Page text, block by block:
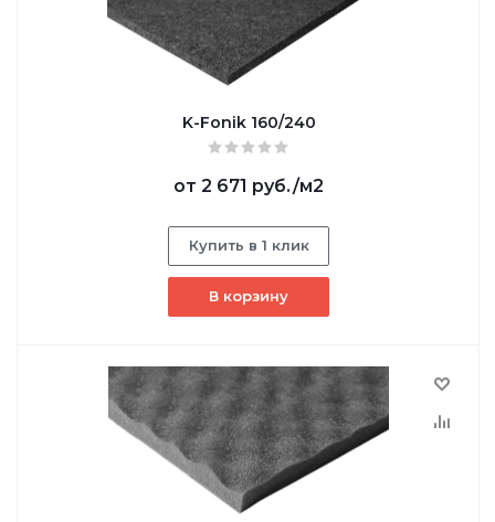
K-Fonik 160/240
от 2 671 руб./м2
Купить в 1 клик
В корзину